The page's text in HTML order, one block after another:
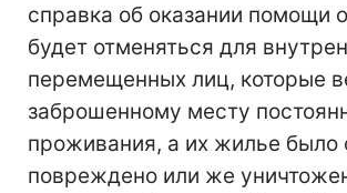
справка об оказании помощи
будет отменяться для
перемещенных лиц, которые
заброшенному месту
проживания, а их жилье было
повреждено или же